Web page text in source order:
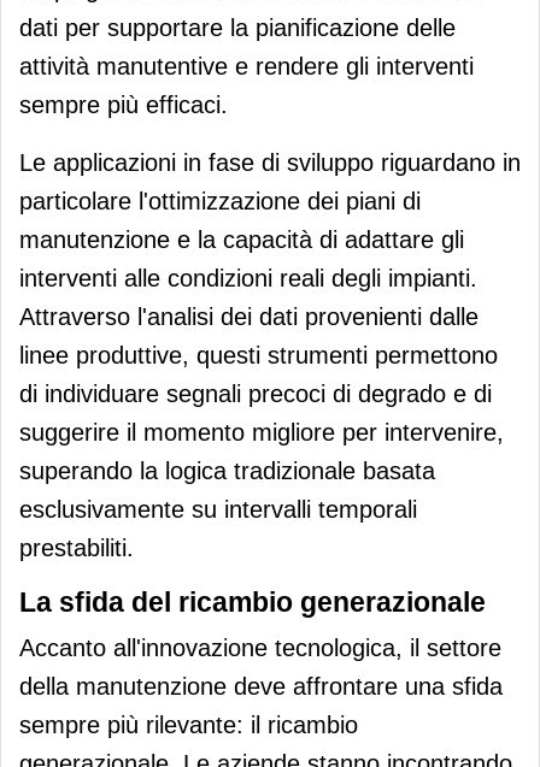
dati per supportare la pianificazione delle
attività manutentive e rendere gli interventi
sempre più efficaci.
Le applicazioni in fase di sviluppo riguardano in
particolare l'ottimizzazione dei piani di
manutenzione e la capacità di adattare gli
interventi alle condizioni reali degli impianti.
Attraverso l'analisi dei dati provenienti dalle
linee produttive, questi strumenti permettono
di individuare segnali precoci di degrado e di
suggerire il momento migliore per intervenire,
superando la logica tradizionale basata
esclusivamente su intervalli temporali
prestabiliti.
La sfida del ricambio generazionale
Accanto all'innovazione tecnologica, il settore
della manutenzione deve affrontare una sfida
sempre più rilevante: il ricambio